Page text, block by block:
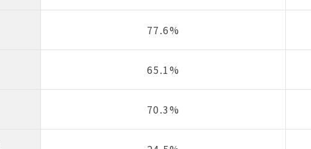
77.6%
65.1%
70.3%